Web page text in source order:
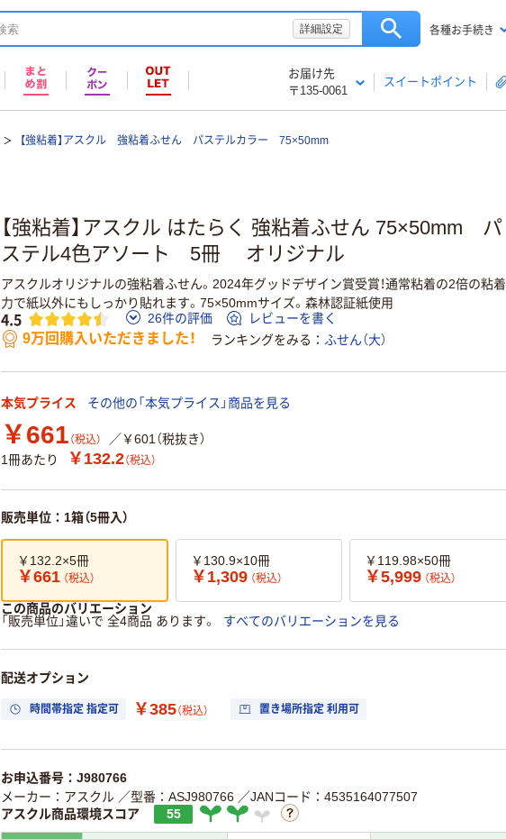
詳細設定 各種お手続き
お届け先
〒135-0061
スイートポイント
【強粘着】アスクル 強粘着ふせん パステルカラー 75×50mm
【強粘着】アスクル はたらく 強粘着ふせん 75×50mm パ
ステル4色アソート 5冊 オリジナル
アスクルオリジナルの強粘着ふせん。2024年グッドデザイン賞受賞！通常粘着の2倍の粘着
力で紙以外にもしっかり貼れます。75×50mmサイズ。森林認証紙使用
4.5 26件の評価 レビューを書く
9万回購入いただきました！ ランキングをみる ふせん（大）
本気プライス その他の「本気プライス」商品を見る
￥661 （税込）
／￥601（税抜き）
1冊あたり
￥132.2（税込）
販売単位：1箱（5冊入）
￥132.2×5冊
￥661 （税込）
￥130.9×10冊
￥1,309 （税込）
￥119.98×50冊
￥5,999 （税込）
この商品のバリエーション
「販売単位」違いで 全4商品 あります。
すべてのバリエーションを見る
配送オプション
時間帯指定 指定可 ￥385（税込） 置き場所指定 利用可
お申込番号：J980766
メーカー：アスクル ／型番：ASJ980766 ／JANコード：4535164077507
アスクル商品環境スコア
55